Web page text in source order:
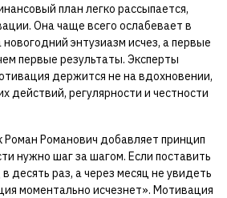
план легко рассыпается,
Она чаще всего ослабевает в
энтузиазм исчез, а первые
первые результаты. Эксперты
держится не на вдохновении,
действий, регулярности и честности
Романович добавляет принцип
нужно шаг за шагом. Если поставить
десять раз, а через месяц не увидеть
моментально исчезнет». Мотивация